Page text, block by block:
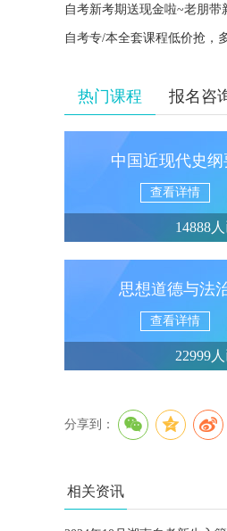
自考新考期送现金啦~老朋带
自考专/本全套课程低价抢，
热门课程 报名咨
中国近现代史纲
查看详情
14888
思想道德与法
查看详情
22999
分享到：
相关资讯